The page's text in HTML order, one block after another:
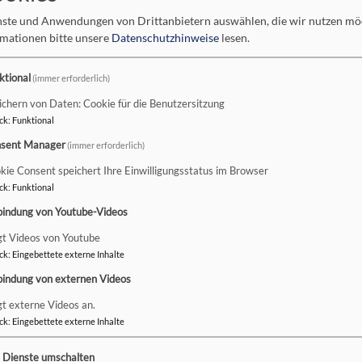
Anforderungen
der folgenden Unvereinbarkeiten und Ausnahmen
beim Theme
folgenden Gründen nicht barrierefrei:
und Kontaktangaben
selb.de aufgefallen? Dann können Sie sich
in Rahmen der technischen und wirtschaftlichen
Sie auf Barrieren gestoßen sind. Kopieren Sie hierfür einfach
und Anwendungen von Drittanbietern auswählen, die wir nutzen
bitte unsere Datenschutzhinweise lesen.
(immer erforderlich)
von Daten: Cookie für die Benutzersitzung
: Funktional
Manager(immer erforderlich)
Consent speichert Ihre Einwilligungsstatus im Browser
: Funktional
von Youtube-Videos
Videos von Youtube
: Eingebettete externe Inhalte
von externen Videos
externe Videos an.
: Eingebettete externe Inhalte
Dienste umschalten